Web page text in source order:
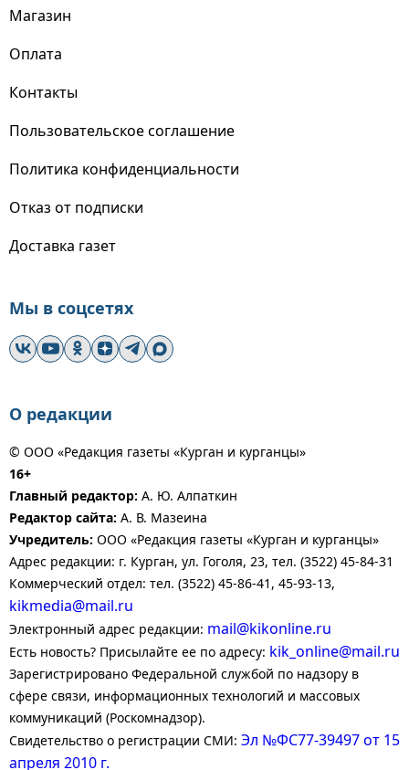
Магазин
Оплата
Контакты
Пользовательское соглашение
Политика конфиденциальности
Отказ от подписки
Доставка газет
Мы в соцсетях
О редакции
© ООО «Редакция газеты «Курган и курганцы»
16+
Главный редактор: А. Ю. Алпаткин
Редактор сайта: А. В. Мазеина
Учредитель: ООО «Редакция газеты «Курган и курганцы»
Адрес редакции: г. Курган, ул. Гоголя, 23, тел. (3522) 45-84-31
Коммерческий отдел: тел. (3522) 45-86-41, 45-93-13,
kikmedia@mail.ru
Электронный адрес редакции: mail@kikonline.ru
Есть новость? Присылайте ее по адресу: kik_online@mail.ru
Зарегистрировано Федеральной службой по надзору в
сфере связи, информационных технологий и массовых
коммуникаций (Роскомнадзор).
Свидетельство о регистрации СМИ: Эл №ФС77-39497 от 15
апреля 2010 г.